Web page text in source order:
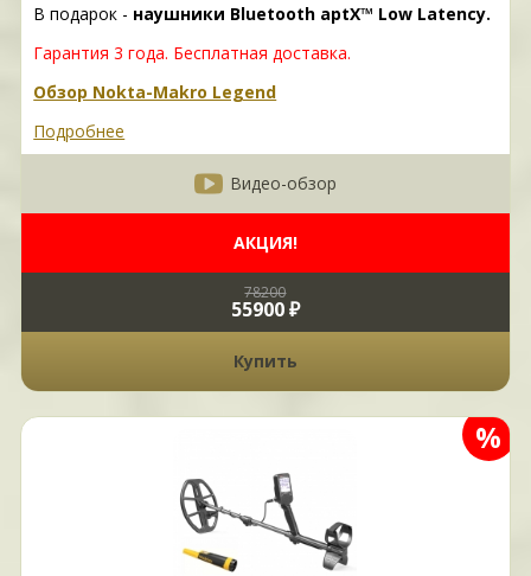
В подарок - наушники Bluetooth aptX™ Low Latency.
Гарантия 3 года. Бесплатная доставка.
Обзор Nokta-Makro Legend
Подробнее
Видео-обзор
АКЦИЯ!
78200
55900 ₽
Купить
%